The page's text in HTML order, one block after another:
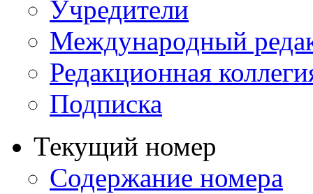
Учредители
Международный
Редакционная
Подписка
Текущий номер
Содержание номера